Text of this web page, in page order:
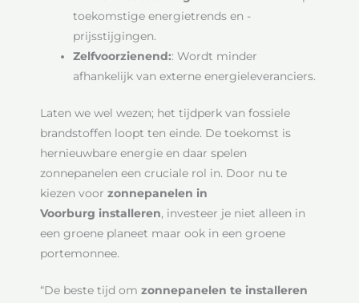
toekomstige energietrends en -
prijsstijgingen.
Zelfvoorzienend:: Wordt minder
afhankelijk van externe energieleveranciers.
Laten we wel wezen; het tijdperk van fossiele
brandstoffen loopt ten einde. De toekomst is
hernieuwbare energie en daar spelen
zonnepanelen een cruciale rol in. Door nu te
kiezen voor zonnepanelen in
Voorburg installeren, investeer je niet alleen in
een groene planeet maar ook in een groene
portemonnee.
“De beste tijd om zonnepanelen te installeren